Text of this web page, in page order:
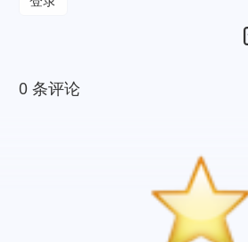
本站居然运行了 1099 天
23 小时
旅行者 1 号当前距离地球 25015632848 千米，约